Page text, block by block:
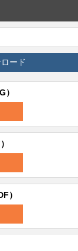
ード
）
）